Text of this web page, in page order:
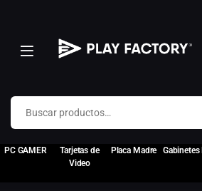
Buscar por:
PC GAMER
Tarjetas de
Video
Placa Madre Gabinetes